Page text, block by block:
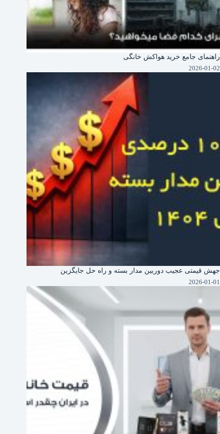
راهنمای جامع خرید هواکش خانگی
2026-01-02
جهش قیمتی عجیب دوربین‌ مدار بسته و راه حل جایگزین
2026-01-01